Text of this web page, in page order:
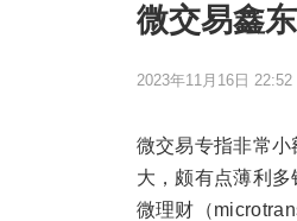
微交易鑫
2023年11月16日 22:52
微交易专指非常
大，颇有点薄利
微理财（